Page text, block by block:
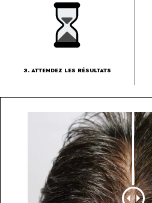
3. ATTENDEZ LES RÉSULTATS